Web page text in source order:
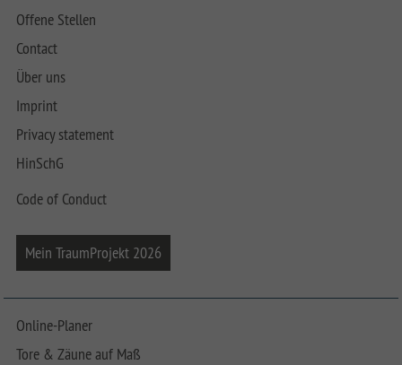
Offene Stellen
Contact
Über uns
Imprint
Privacy statement
HinSchG
Code of Conduct
Mein TraumProjekt 2026
Online-Planer
Tore & Zäune auf Maß